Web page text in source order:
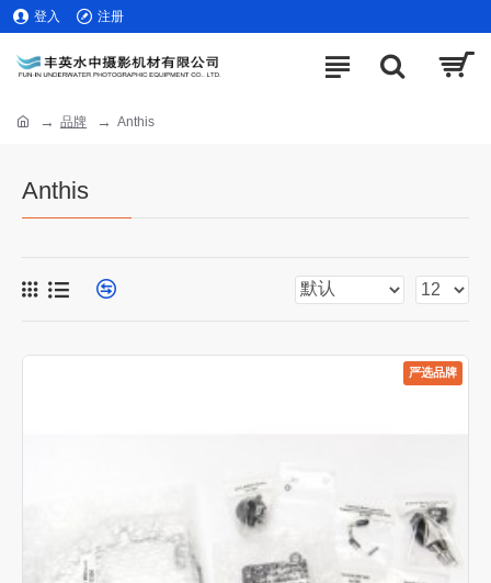
登入 注册
品牌 Anthis
Anthis
严选品牌